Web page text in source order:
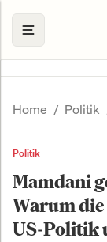
Home Politik
Politik
Mamdani
Warum
US-Politik